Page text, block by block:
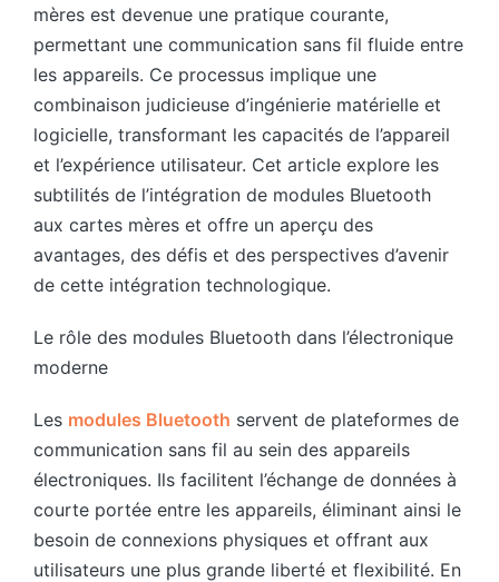
mères est devenue une pratique courante,
permettant une communication sans fil fluide entre
les appareils. Ce processus implique une
combinaison judicieuse d’ingénierie matérielle et
logicielle, transformant les capacités de l’appareil
et l’expérience utilisateur. Cet article explore les
subtilités de l’intégration de modules Bluetooth
aux cartes mères et offre un aperçu des
avantages, des défis et des perspectives d’avenir
de cette intégration technologique.
Le rôle des modules Bluetooth dans l’électronique
moderne
Les modules Bluetooth servent de plateformes de
communication sans fil au sein des appareils
électroniques. Ils facilitent l’échange de données à
courte portée entre les appareils, éliminant ainsi le
besoin de connexions physiques et offrant aux
utilisateurs une plus grande liberté et flexibilité. En